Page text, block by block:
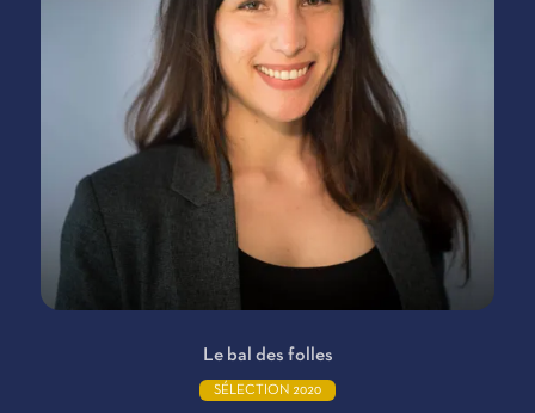
Le bal des folles
SÉLECTION 2020